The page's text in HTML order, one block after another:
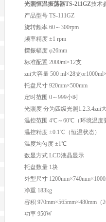
光照恒温振荡器TS-211GZ技术
产品型号 TS-111GZ
旋转频率 60～300rpm
频率精度 ±1 rpm
摆振幅度 φ26mm
标准配置 2000ml×12支
zui大容量 500 ml×28支
托盘尺寸 920mm×500mm
定时范围 0～999小时
光照度 分为四级光照1.2.3.4zui
温控范围 4℃～60℃（环境温度
温控精度 ±0.1℃（恒温状态）
温度均匀度 ±1℃
数显方式 LCD液晶显示
托盘数量 1块
外型尺寸
净重 183kg
容积 970mm×565mm×480mm（
功率 950W